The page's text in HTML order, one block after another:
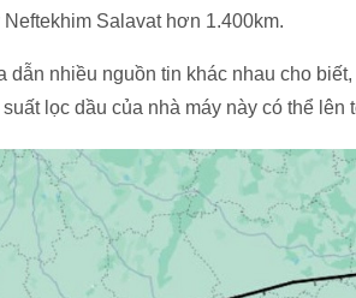
Salavat hơn 1.400km.
dẫn nhiều nguồn tin khác nhau cho
lọc dầu của nhà máy này có thể lên